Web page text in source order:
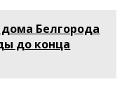
Белгорода
до конца